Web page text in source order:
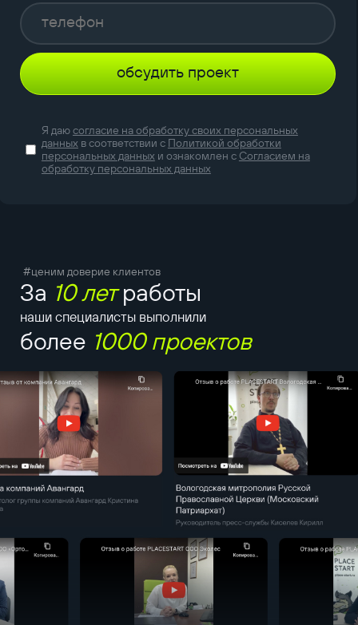
обсудить проект
Я даюсогласие на обработку своих персональных
данных в соответствии с Политикой обработки
персональных данных и ознакомлен с Согласием на
обработку персональных данных
#ценим доверие клиентов
За 10 летработы
наши специалисты выполнили
более 1000 проектов